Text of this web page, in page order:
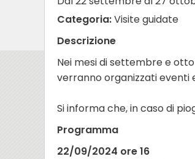
Categoria:Visite guidate
Descrizione
Nei mesi di settembre e
verranno organizzati eventi
Si informa che, in caso di
Programma
22/09/2024 ore 16